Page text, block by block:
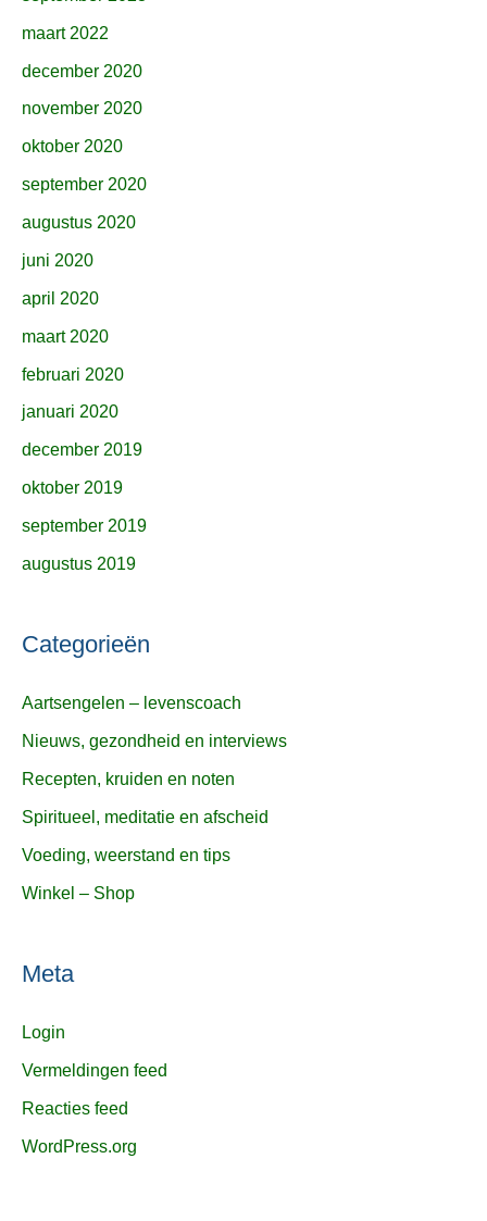
maart 2022
december 2020
november 2020
oktober 2020
september 2020
augustus 2020
juni 2020
april 2020
maart 2020
februari 2020
januari 2020
december 2019
oktober 2019
september 2019
augustus 2019
Categorieën
Aartsengelen – levenscoach
Nieuws, gezondheid en interviews
Recepten, kruiden en noten
Spiritueel, meditatie en afscheid
Voeding, weerstand en tips
Winkel – Shop
Meta
Login
Vermeldingen feed
Reacties feed
WordPress.org